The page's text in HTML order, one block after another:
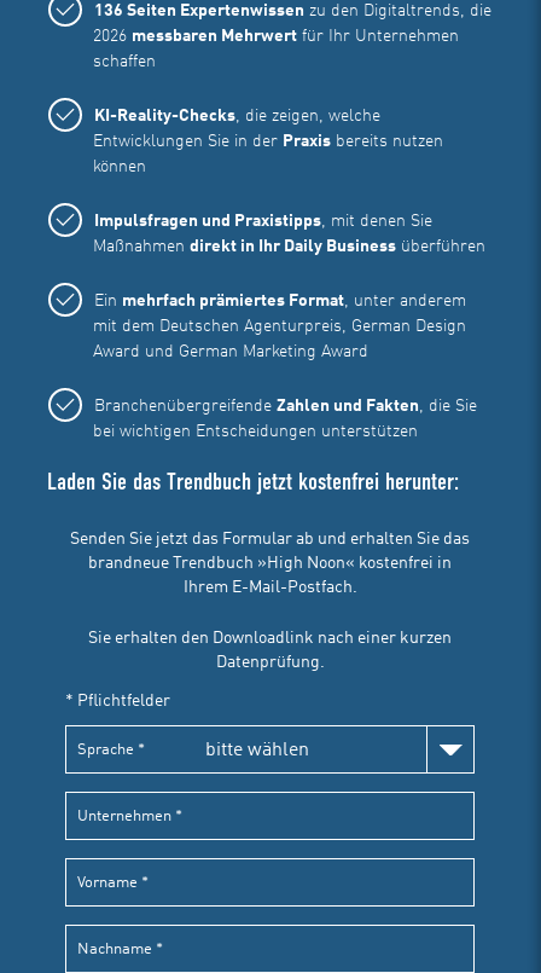
136 Seiten Expertenwissen zu den Digitaltrends, die
2026 messbaren Mehrwert für Ihr Unternehmen
schaffen
KI-Reality-Checks, die zeigen, welche
Entwicklungen Sie in der Praxis bereits nutzen
können
Impulsfragen und Praxistipps, mit denen Sie
Maßnahmendirekt in Ihr Daily Business überführen
Ein mehrfach prämiertes Format, unter anderem
mit dem Deutschen Agenturpreis, German Design
Award und German Marketing Award
BranchenübergreifendeZahlen und Fakten, die Sie
bei wichtigen Entscheidungen unterstützen
Laden Sie das Trendbuch jetzt kostenfrei herunter: